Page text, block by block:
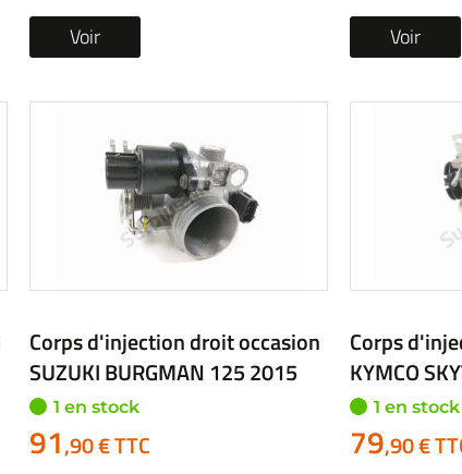
Voir Voir
Corps d'injection droit occasion
SUZUKI BURGMAN 125 2015
1 en stock
91,90 € TTC
Corps
KYMCO
1 en stock
79,90 €